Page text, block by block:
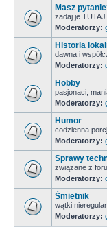
Masz
zadaj je TUTAJ
Moderatorzy:
Historia
dawna i
Moderatorzy:
Hobby
pasjonaci,
Moderatorzy:
Humor
codzienna
Moderatorzy:
Sprawy
związane z
Moderatorzy:
Śmietnik
wątki
Moderatorzy: